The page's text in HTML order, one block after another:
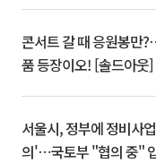
콘서트 갈 때 응원봉만
품 등장이오! [솔드아웃]
서울시, 정부에 정비사
의'⋯국토부 "협의 중"